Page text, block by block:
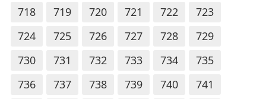
718
719 720 721 722
723
724
725 726 727 728
729
730
731 732 733 734
735
736
737 738 739 740
741